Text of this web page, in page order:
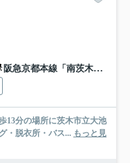
阪急京都本線「南茨木」駅 徒歩23分
13分の場所に茨木市立大池
・脱衣所・バス... もっと見